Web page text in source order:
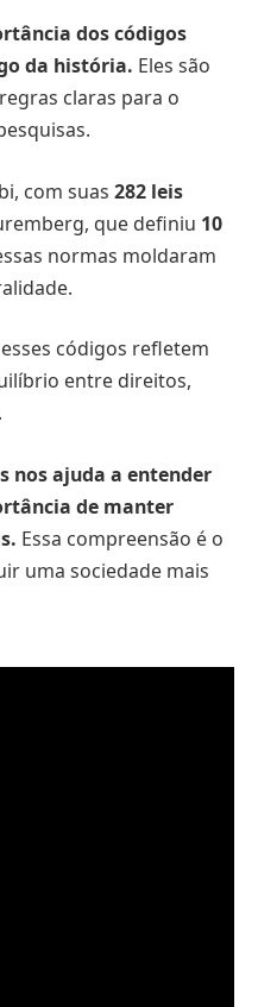
dos códigos
da história. Eles são
claras para o
com suas 282 leis
que definiu 10
normas moldaram
códigos refletem
entre direitos,
nos ajuda a entender
de manter
Essa compreensão é o
uma sociedade mais